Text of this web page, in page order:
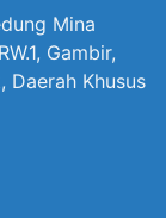
Mina
Gambir,
Daerah Khusus